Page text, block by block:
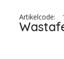
Artikelcode: